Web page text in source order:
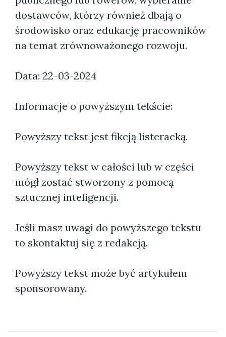
dostawców, którzy również dbają o
środowisko oraz edukację pracowników
na temat zrównoważonego rozwoju.
Data: 22-03-2024
Informacje o powyższym tekście:
Powyższy tekst jest fikcją listeracką.
Powyższy tekst w całości lub w części
mógł zostać stworzony z pomocą
sztucznej inteligencji.
Jeśli masz uwagi do powyższego tekstu
to skontaktuj się z redakcją.
Powyższy tekst może być artykułem
sponsorowany.